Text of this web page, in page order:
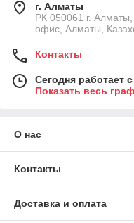
г. Алматы
РК 050061 г.
офис, Алматы,
Контакты
Сегодня работает
Показать весь
О нас
Контакты
Доставка и оплата